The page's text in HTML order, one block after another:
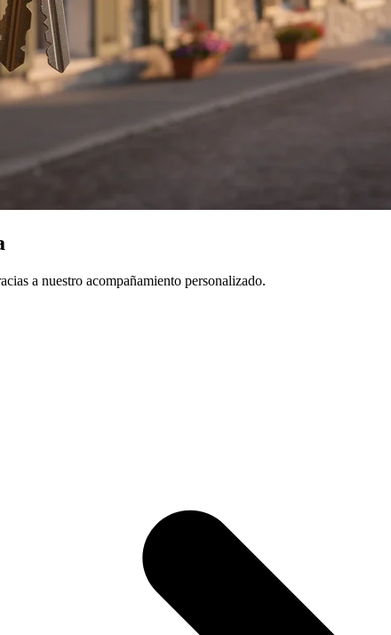
a nuestro acompañamiento personalizado.